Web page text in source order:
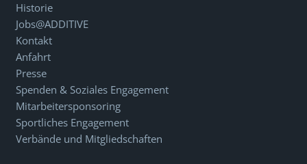
Historie
Jobs@ADDITIVE
Kontakt
Anfahrt
Presse
Spenden & Soziales Engagement
Mitarbeitersponsoring
Sportliches Engagement
Verbände und Mitgliedschaften